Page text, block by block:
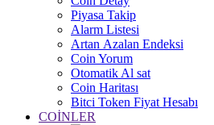
Piyasa Takip
Alarm Listesi
Artan Azalan Endeksi
Coin Yorum
Otomatik Al sat
Coin Haritası
Bitci Token Fiyat Hesabı
COİNLER